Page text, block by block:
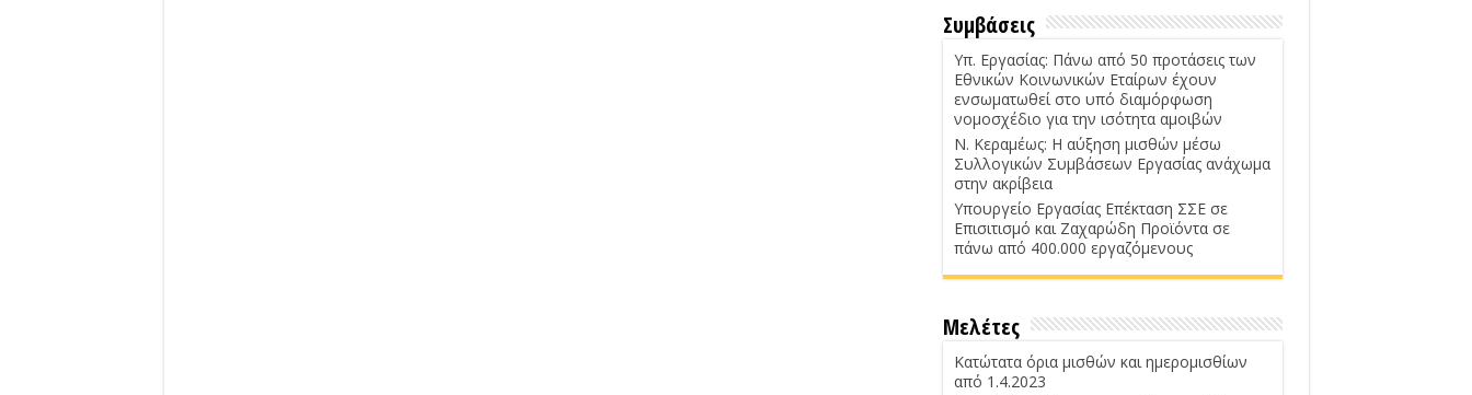
Συμβάσεις
Υπ. Εργασίας: Πάνω από 50 προτάσεις των
Εθνικών Κοινωνικών Εταίρων έχουν
ενσωματωθεί στο υπό διαμόρφωση
νομοσχέδιο για την ισότητα αμοιβών
Ν. Κεραμέως: Η αύξηση μισθών μέσω
Συλλογικών Συμβάσεων Εργασίας ανάχωμα
στην ακρίβεια
Υπουργείο Εργασίας Επέκταση ΣΣΕ σε
Επισιτισμό και Ζαχαρώδη Προϊόντα σε
πάνω από 400.000 εργαζόμενους
Μελέτες
Κατώτατα όρια μισθών και ημερομισθίων
από 1.4.2023